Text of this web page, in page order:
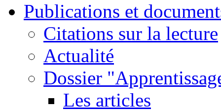
Publications et
Citations sur la lecture
Actualité
Dossier
Les articles